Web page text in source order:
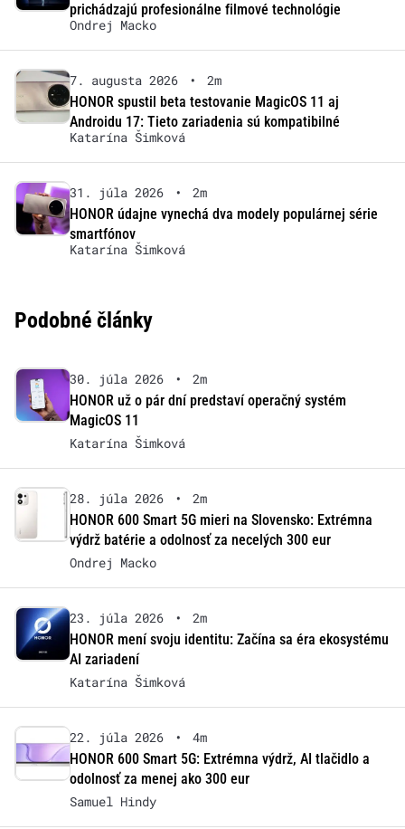
prichádzajú profesionálne filmové technológie
Ondrej Macko
7. augusta 2026 •
2m
HONOR spustil beta testovanie MagicOS 11 aj
Androidu 17: Tieto zariadenia sú kompatibilné
Katarína Šimková
31. júla 2026 •
2m
HONOR údajne vynechá dva modely populárnej série
smartfónov
Katarína Šimková
Podobné články
30. júla 2026 •
2m
HONOR už o pár dní predstaví operačný systém
MagicOS 11
Katarína Šimková
28. júla 2026 •
2m
HONOR 600 Smart 5G mieri na Slovensko: Extrémna
výdrž batérie a odolnosť za necelých 300 eur
Ondrej Macko
23. júla 2026 •
2m
HONOR mení svoju identitu: Začína sa éra ekosystému
AI zariadení
Katarína Šimková
22. júla 2026 •
4m
HONOR 600 Smart 5G: Extrémna výdrž, AI tlačidlo a
odolnosť za menej ako 300 eur
Samuel Hindy